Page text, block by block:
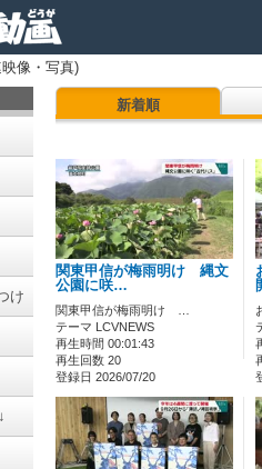
像・写真)
け
新着順
関東甲信が梅雨明け 縄文
公園に咲…
関東甲信が梅雨明け …
テーマ LCVNEWS
再生時間 00:01:43
再生回数 20
登録日 2026/07/20